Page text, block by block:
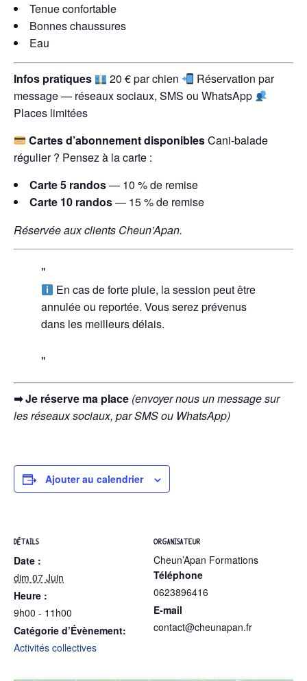
Tenue confortable
Bonnes chaussures
Eau
Infos pratiques 20 € par chien
Réservation par
message — réseaux sociaux, SMS ou WhatsApp
Places limitées
Cartes d’abonnement disponiblesCani-balade
régulier ? Pensez à la carte :
Carte 5 randos— 10 % de remise
Carte 10 randos— 15 % de remise
Réservée aux clients Cheun’Apan.
En cas de forte pluie, la session peut être
annulée ou reportée. Vous serez prévenus
dans les meilleurs délais.
➡ Je réserve ma place (envoyer nous un message sur
les réseaux sociaux, par SMS ou WhatsApp)
Ajouter au calendrier
DÉTAILS
Date :
dim 07 Juin
Heure :
9h00 - 11h00
Catégorie d’Évènement:
Activités collectives
ORGANISATEUR
Cheun’Apan Formations
Téléphone
0623896416
E-mail
contact@cheunapan.fr